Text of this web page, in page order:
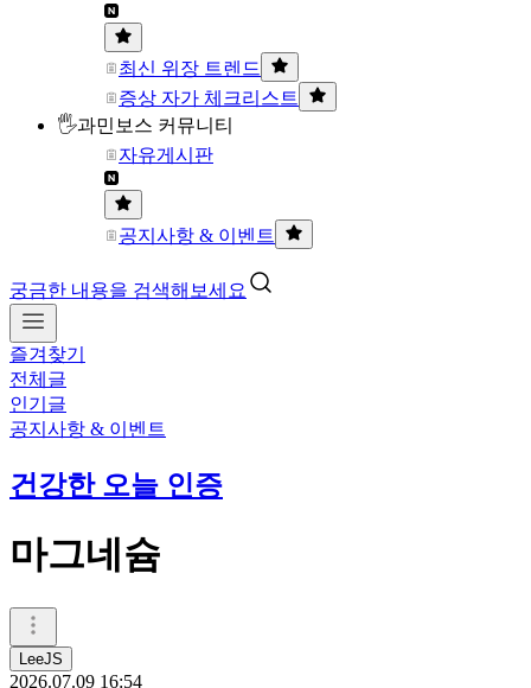
최신 위장 트렌드
증상 자가 체크리스트
🖐과민보스 커뮤니티
자유게시판
공지사항 & 이벤트
궁금한 내용을 검색해보세요
즐겨찾기
전체글
인기글
공지사항 & 이벤트
건강한 오늘 인증
마그네슘
LeeJS
2026.07.09 16:54